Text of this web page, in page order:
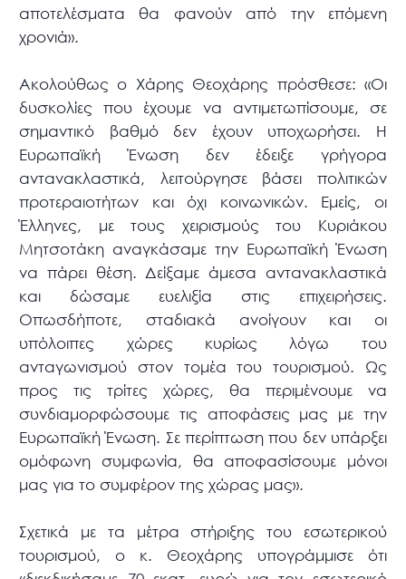
αποτελέσματα θα φανούν από την επόμενη
χρονιά».
Ακολούθως ο Χάρης Θεοχάρης πρόσθεσε: «Οι
δυσκολίες που έχουμε να αντιμετωπίσουμε, σε
σημαντικό βαθμό δεν έχουν υποχωρήσει. Η
Ευρωπαϊκή Ένωση δεν έδειξε γρήγορα
αντανακλαστικά, λειτούργησε βάσει πολιτικών
προτεραιοτήτων και όχι κοινωνικών. Εμείς, οι
Έλληνες, με τους χειρισμούς του Κυριάκου
Μητσοτάκη αναγκάσαμε την Ευρωπαϊκή Ένωση
να πάρει θέση. Δείξαμε άμεσα αντανακλαστικά
και δώσαμε ευελιξία στις επιχειρήσεις.
Οπωσδήποτε, σταδιακά ανοίγουν και οι
υπόλοιπες χώρες κυρίως λόγω του
ανταγωνισμού στον τομέα του τουρισμού. Ως
προς τις τρίτες χώρες, θα περιμένουμε να
συνδιαμορφώσουμε τις αποφάσεις μας με την
Ευρωπαϊκή Ένωση. Σε περίπτωση που δεν υπάρξει
ομόφωνη συμφωνία, θα αποφασίσουμε μόνοι
μας για το συμφέρον της χώρας μας».
Σχετικά με τα μέτρα στήριξης του εσωτερικού
τουρισμού, ο κ. Θεοχάρης υπογράμμισε ότι